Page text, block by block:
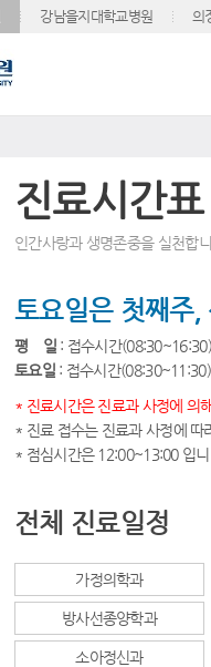
강남을지대학교병원 의
진료시간표
인간사랑과 생명존중을 실천합
토요일은 첫째주,
평 일: 접수시간
토요일: 접수시간
* 진료시간은 진료과 사정에 의
* 진료 접수는 진료과 사정에 따
* 점심시간은 12:00~13:00 입
전체 진료일정
가정의학과
방사선종양학과
소아정신과